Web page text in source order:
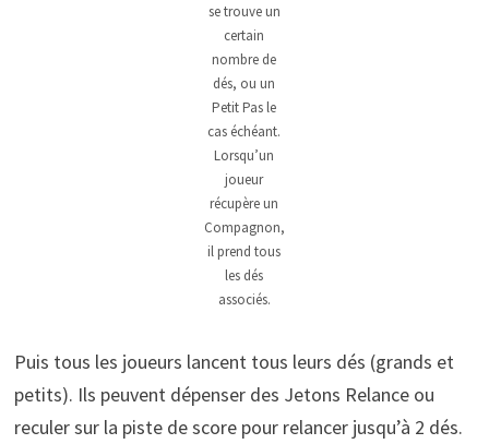
se trouve un
certain
nombre de
dés, ou un
Petit Pas le
cas échéant.
Lorsqu’un
joueur
récupère un
Compagnon,
il prend tous
les dés
associés.
Puis tous les joueurs lancent tous leurs dés (grands et
petits). Ils peuvent dépenser des Jetons Relance ou
reculer sur la piste de score pour relancer jusqu’à 2 dés.